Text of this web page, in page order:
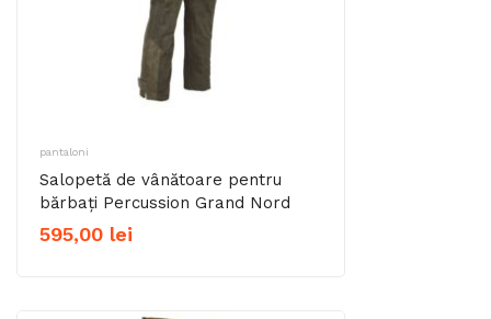
pantaloni
Salopetă de vânătoare pentru
bărbați Percussion Grand Nord
595,00 lei